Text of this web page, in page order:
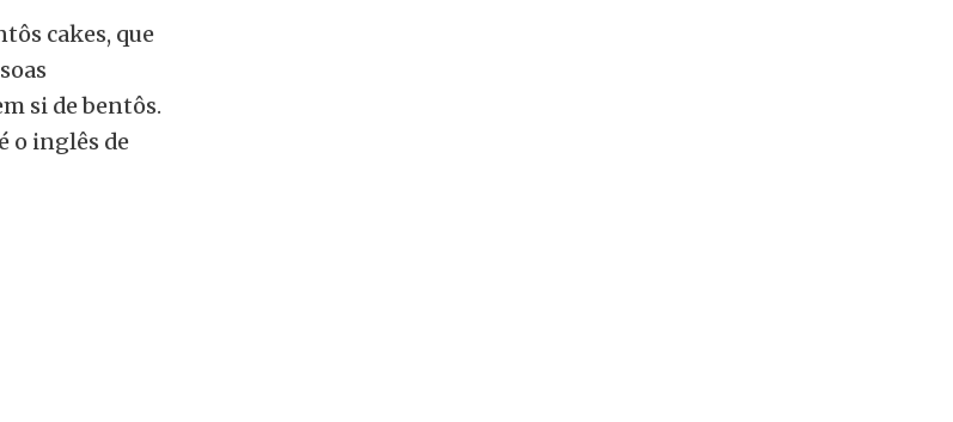
cakes, que
si de bentôs.
o inglês de